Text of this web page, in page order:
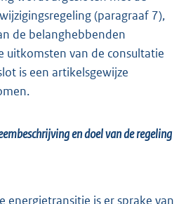
(paragraaf 7),
de belanghebbenden
uitkomsten van de consultatie
is een artikelsgewijze
en doel van de regeling
energietransitie is er sprake van